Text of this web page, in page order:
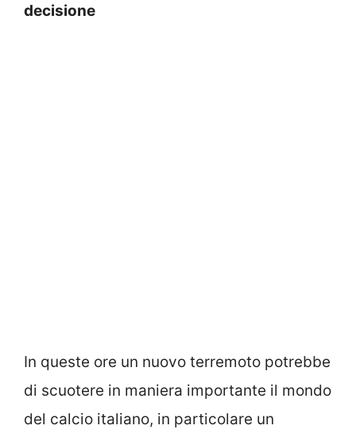
decisione
In queste ore un nuovo terremoto potrebbe
di scuotere in maniera importante il mondo
del calcio italiano, in particolare un